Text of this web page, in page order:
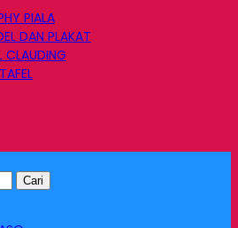
PIALA
DAN PLAKAT
CLAUDING
Cari